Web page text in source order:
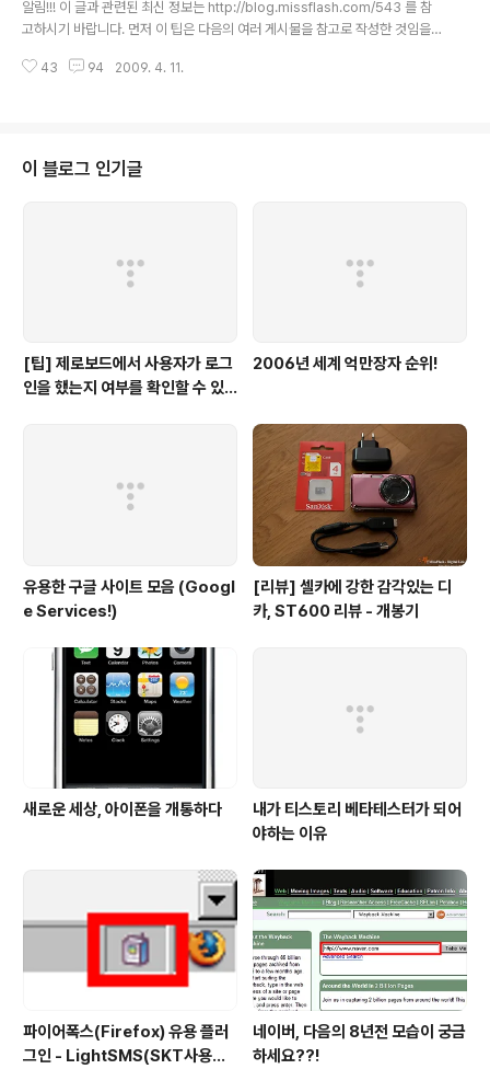
설명하지 못한 부분이 있기도 했지만, 티스토리 치환자 관
련 잘못 게시한 부분도 있었기 때문입니다. 하지만, 여러 이
웃들의 도움으로 문제를 하나씩 해결하면서 더 이상 수정
알림!!! 이 글과 관련된 최신 정보는 http://blog.missflash.com/543 를 참
고하시기 바랍니다. 먼저 이 팁은 다음의 여러 게시물을 참고로 작성한 것임을
쉽게 파악할 수 있으리라 생각합니다. 도아님의 믹시업과 블로거뉴스 대통합 플
뉴스 추천 위젯을 동시에 통합하는 방법은 아직 소개되지 않아... 오랫동안 탐내
왔던 추천 위젯 통합작업을 수행했습니다. 믹시 추천 위젯의 경우, mu..
43 94 2009. 4. 11.
이 블로그 인기글
[팁] 제로보드에서 사용자가 로그
인을 했는지 여부를 확인할 수 있
2006년 세계 억만장자 순위!
유용한 구글 사이트 모음 (Googl
e Services!)
[리뷰] 셀카에 강한 감각있는 디
카, ST600 리뷰 - 개봉기
새로운 세상, 아이폰을 개통하다
내가 티스토리 베타테스터가 되어
야하는 이유
파이어폭스(Firefox) 유용 플러
그인 - LightSMS(SKT사용자
네이버, 다음의 8년전 모습이 궁금
하세요??!